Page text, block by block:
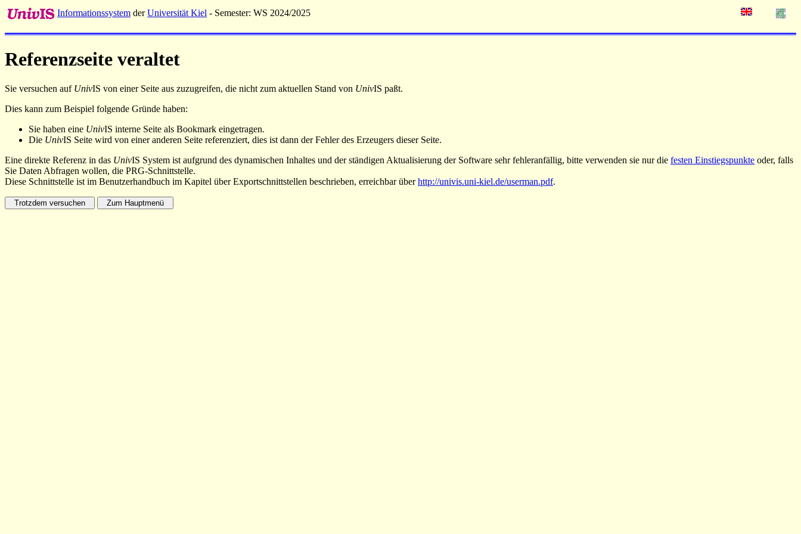
Informationssystem derUniversität Kiel - Semester: WS 2024/2025
Referenzseite veraltet
Sie versuchen auf UnivIS von einer Seite aus zuzugreifen, die nicht zum aktuellen Stand von UnivIS paßt.
Dies kann zum Beispiel folgende Gründe haben:
Sie haben eine UnivIS interne Seite als Bookmark eingetragen.
Die UnivIS Seite wird von einer anderen Seite referenziert, dies ist dann der Fehler des Erzeugers dieser Seite.
Eine direkte Referenz in das UnivIS System ist aufgrund des dynamischen Inhaltes und der ständigen Aktualisierung der Software sehr fehleranfällig, bitte verwenden sie nur die festen Einstiegspunkte oder, falls
Sie Daten Abfragen wollen, die PRG-Schnittstelle.
Diese Schnittstelle ist im Benutzerhandbuch im Kapitel über Exportschnittstellen beschrieben, erreichbar überhttp://univis.uni-kiel.de/userman.pdf.